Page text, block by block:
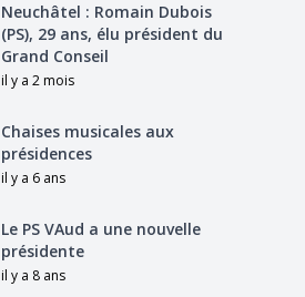
Neuchâtel : Romain Dubois
(PS), 29 ans, élu président du
Grand Conseil
il y a 2 mois
Chaises musicales aux
présidences
il y a 6 ans
Le PS VAud a une nouvelle
présidente
il y a 8 ans